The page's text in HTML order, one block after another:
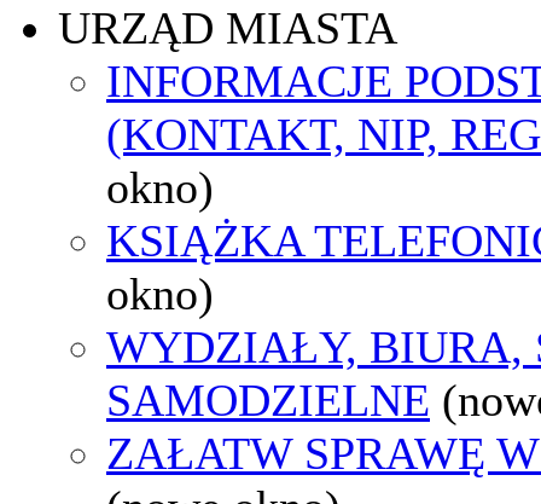
URZĄD MIASTA
INFORMACJE
(KONTAKT, NIP,
okno)
KSIĄŻKA
okno)
WYDZIAŁY, BIURA,
SAMODZIELNE
ZAŁATW SPRAWĘ